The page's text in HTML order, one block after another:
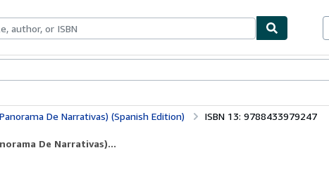
De Narrativas) (Spanish Edition) ISBN 13: 9788433979247
De Narrativas)...